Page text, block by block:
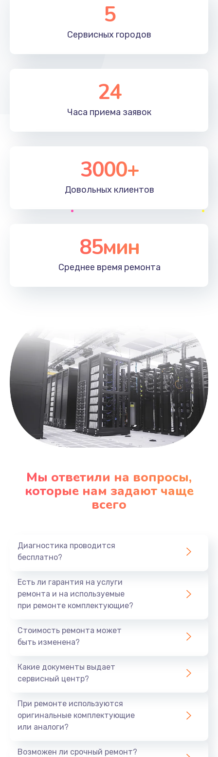
5
Сервисных городов
24
Часа приема заявок
3000+
Довольных клиентов
85мин
Среднее время ремонта
Мы ответили на вопросы,
которые нам задают чаще
всего
Диагностика проводится
бесплатно?
Есть ли гарантия на услуги
ремонта и на используемые
при ремонте комплектующие?
Стоимость ремонта может
быть изменена?
Какие документы выдает
сервисный центр?
При ремонте используются
оригинальные комплектующие
или аналоги?
Возможен ли срочный ремонт?